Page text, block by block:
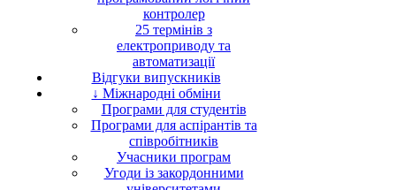
контролер
25 термінів з
електроприводу та
автоматизації
Відгуки випускників
↓ Міжнародні обміни
Програми для студентів
Програми для аспірантів та
співробітників
Учасники програм
Угоди із закордонними